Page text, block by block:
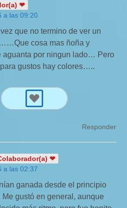
❤
a las 09:20
que no termino de ver un
cosa mas ñoña y
aguanta por ningun lado… Pero
gustos hay colores…..
Responder
❤
a las 02:37
ganada desde el principio
Me gustó en general, aunque